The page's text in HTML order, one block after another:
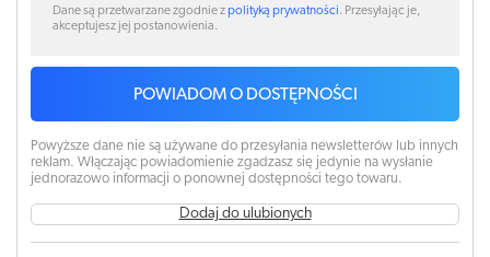
Dane są przetwarzane zgodnie zpolityką prywatności. Przesyłając je,
akceptujesz jej postanowienia.
POWIADOM O DOSTĘPNOŚCI
Powyższe dane nie są używane do przesyłania newsletterów lub innych
reklam. Włączając powiadomienie zgadzasz się jedynie na wysłanie
jednorazowo informacji o ponownej dostępności tego towaru.
Dodaj do ulubionych